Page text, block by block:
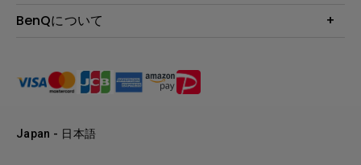
Webカメラ
知識ページ
AQCOLOR
e-Sports
サポート
製品保守サービス終了のご案内
BenQについて
リーダーシップ
ニュース
Japan - 日本語